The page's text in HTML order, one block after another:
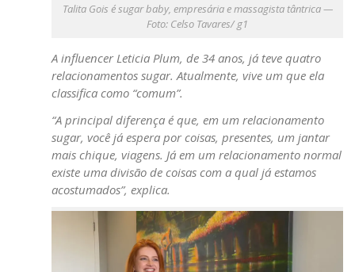
Talita Gois é sugar baby, empresária e massagista tântrica —
Foto: Celso Tavares/ g1
A influencer Leticia Plum, de 34 anos, já teve quatro
relacionamentos sugar. Atualmente, vive um que ela
classifica como “comum”.
“A principal diferença é que, em um relacionamento
sugar, você já espera por coisas, presentes, um jantar
mais chique, viagens. Já em um relacionamento normal
existe uma divisão de coisas com a qual já estamos
acostumados”, explica.